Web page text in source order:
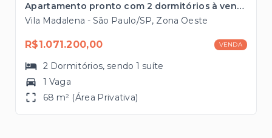
Apartamento pronto com 2 dormitórios à venda, 68m² à poucos metros do Metrô Vila Madalena
Vila Madalena - São Paulo/SP, Zona Oeste
R$1.071.200,00 VENDA
2 Dormitórios, sendo1 suíte
1 Vaga
68 m² (Área Privativa)